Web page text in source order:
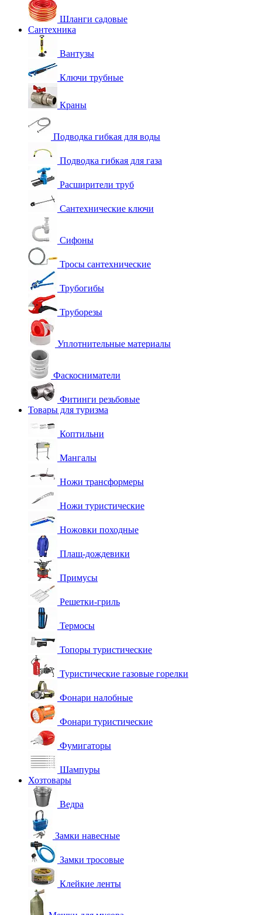
Шланги садовые
Сантехника
Вантузы
Ключи трубные
Краны
Подводка гибкая для воды
Подводка гибкая для газа
Расширители труб
Сантехнические ключи
Сифоны
Тросы сантехнические
Трубогибы
Труборезы
Уплотнительные материалы
Фаскосниматели
Фитинги резьбовые
Товары для туризма
Коптильни
Мангалы
Ножи трансформеры
Ножи туристические
Ножовки походные
Плащ-дождевики
Примусы
Решетки-гриль
Термосы
Топоры туристические
Туристические газовые горелки
Фонари налобные
Фонари туристические
Фумигаторы
Шампуры
Хозтовары
Ведра
Замки навесные
Замки тросовые
Клейкие ленты